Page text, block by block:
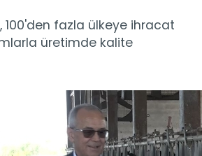
100'den fazla ülkeye ihracat
üretimde kalite